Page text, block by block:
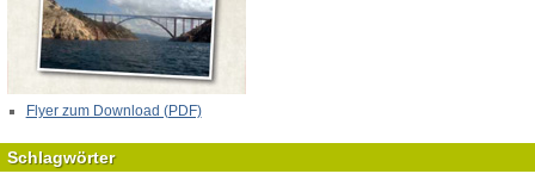
Flyer zum Download (PDF)
Schlagwörter